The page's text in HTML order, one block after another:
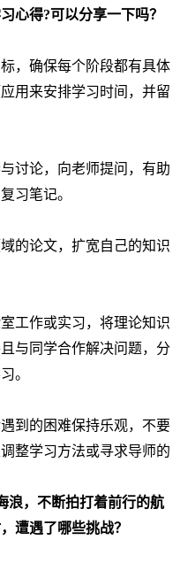
心得?可以分享一下吗？
，确保每个阶段都有具体
用来安排学习时间，并留
讨论，向老师提问，有助
习笔记。
的论文，扩宽自己的知识
工作或实习，将理论知识
与同学合作解决问题，分
。
到的困难保持乐观，不要
整学习方法或寻求导师的
浪，不断拍打着前行的航
遭遇了哪些挑战？